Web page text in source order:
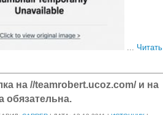
... Читать
на //teamrobert.ucoz.com/ и на
обязательна.